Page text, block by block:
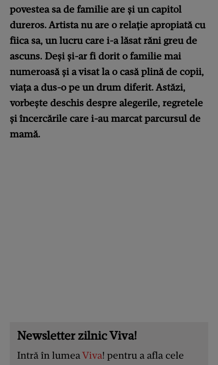
povestea sa de familie are și un capitol
dureros. Artista nu are o relație apropiată cu
fiica sa, un lucru care i-a lăsat răni greu de
ascuns. Deși și-ar fi dorit o familie mai
numeroasă și a visat la o casă plină de copii,
viața a dus-o pe un drum diferit. Astăzi,
vorbește deschis despre alegerile, regretele
și încercările care i-au marcat parcursul de
mamă.
Newsletter zilnic Viva!
Intră în lumeaViva! pentru a afla cele